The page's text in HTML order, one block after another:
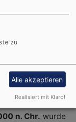
n. Chr. wurde
zu
Alle akzeptieren
Realisiert mit Klaro!